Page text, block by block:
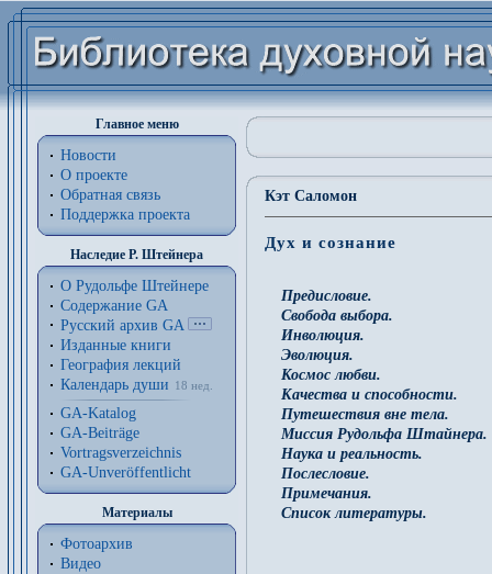
Главное меню
Новости
О проекте
Обратная связь
Поддержка проекта
Наследие Р. Штейнера
О Рудольфе Штейнере
Содержание GA
Русский архив GA
Изданные книги
География лекций
Календарь души
18 нед.
GA-Katalog
GA-Beiträge
Vortragsverzeichnis
GA-Unveröffentlicht
Материалы
Фотоархив
Видео
Кэт Саломон
Дух и сознание
Предисловие.
Свобода выбора.
Инволюция.
Эволюция.
Космос любви.
Качества и способности.
Путешествия вне тела.
Миссия Рудольфа Штайнера.
Наука и реальность.
Послесловие.
Примечания.
Список литературы.